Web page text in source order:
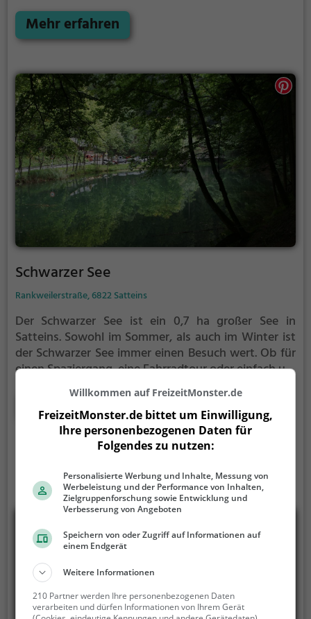
Mehr erfahren
Schwarzer See
Rankweilerstraße, 6822 Satteins
Der Schwarzer See ist ein 0,7 ha großer See in
Satteins. Sowohl im Sommer, als auch im Winter ist
der Schwarzer See immer einen Besuch wert. Ob für
einen Spaziergang, eine Fahrradtour oder einfach um
die Natur zu genießen - der Schwarzer See bietet
zahlreiche Möglichkeiten für Freizeitaktivitäten.
Mehr erfahren
Willkommen auf FreizeitMonster.de
FreizeitMonster.de bittet um Einwilligung,
Ihre personenbezogenen Daten für
Folgendes zu nutzen:
Personalisierte Werbung und Inhalte, Messung von
Werbeleistung und der Performance von Inhalten,
Zielgruppenforschung sowie Entwicklung und
Verbesserung von Angeboten
Speichern von oder Zugriff auf Informationen auf
einem Endgerät
Weitere Informationen
210 Partner werden Ihre personenbezogenen Daten
verarbeiten und dürfen Informationen von Ihrem Gerät